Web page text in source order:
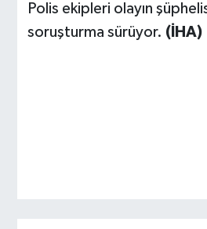
Polis ekipleri olayın
soruşturma sürüyor. (İHA)